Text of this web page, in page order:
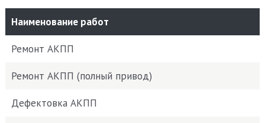
Наименование работ
Ремонт АКПП
Ремонт АКПП (полный привод)
Дефектовка АКПП